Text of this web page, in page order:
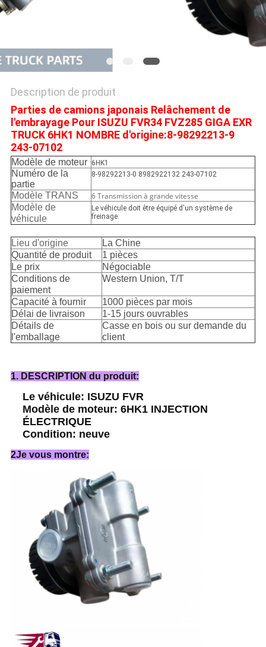
Description de produit
Parties de camions japonais Relâchement de
l'embrayage Pour ISUZU FVR34 FVZ285 GIGA EXR
TRUCK 6HK1 NOMBRE d'origine:8-98292213-9
243-07102
Modèle de moteur 6HK1
Numéro de la
partie
8-98292213-0 8982922132 243-07102
Modèle TRANS
6 Transmission à grande vitesse
Modèle de
véhicule
Le véhicule doit être équipé d'un système de
freinage.
Lieu d'origine
La Chine
Quantité de produit
1 pièces
Le prix
Négociable
Conditions de
paiement
Western Union, T/T
Capacité à fournir
1000 pièces par mois
Délai de livraison
1-15 jours ouvrables
Détails de
l'emballage
Casse en bois ou sur demande du
client
1. DESCRIPTION du produit:
Le véhicule: ISUZU FVR
Modèle de moteur: 6HK1 INJECTION
ÉLECTRIQUE
Condition: neuve
2Je vous montre: